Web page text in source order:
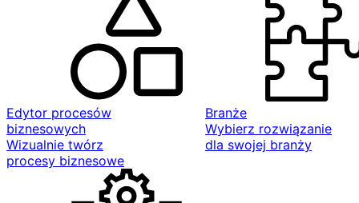
Edytor procesów
biznesowych
Wizualnie twórz
procesy biznesowe
Branże
Wybierz rozwiązanie
dla swojej branży